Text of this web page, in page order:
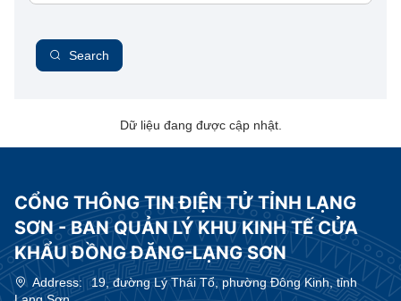
Search
Dữ liệu đang được cập nhật.
CỔNG THÔNG TIN ĐIỆN TỬ TỈNH LẠNG
SƠN - BAN QUẢN LÝ KHU KINH TẾ CỬA
KHẨU ĐỒNG ĐĂNG-LẠNG SƠN
Address:
19, đường Lý Thái Tổ, phường Đông Kinh, tỉnh